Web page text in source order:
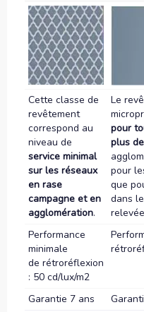
Cette classe de
revêtement
correspond au
niveau de
service minimal
sur les réseaux
en rase
campagne et en
agglomération.
Le
pour
plus
pour
que
dans
Performance
minimale
de rétroréflexion
: 50 cd/lux/m2
Garantie 7 ans